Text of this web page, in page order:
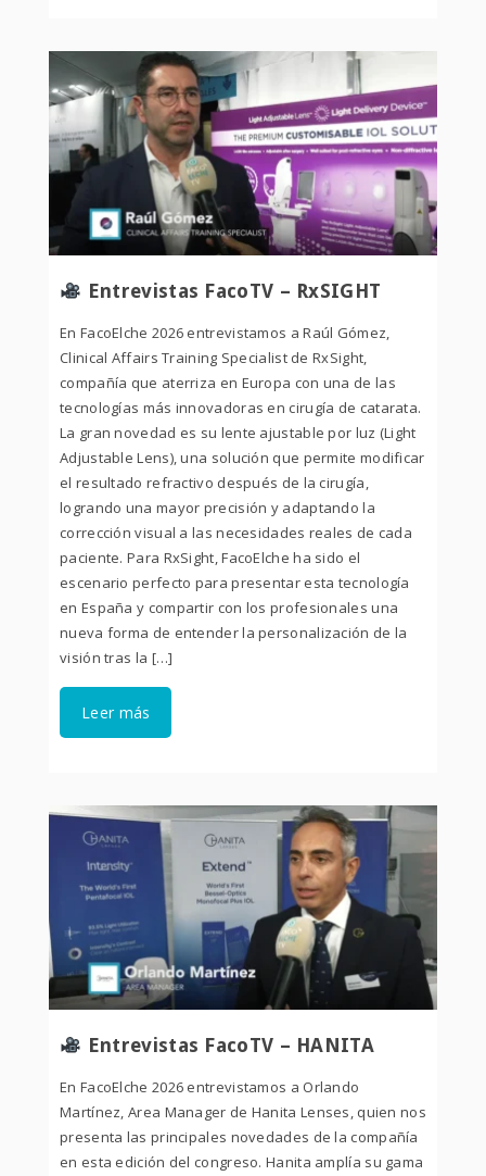
Entrevistas FacoTV – RxSIGHT
En FacoElche 2026 entrevistamos a Raúl Gómez,
Clinical Affairs Training Specialist de RxSight,
compañía que aterriza en Europa con una de las
tecnologías más innovadoras en cirugía de catarata.
La gran novedad es su lente ajustable por luz (Light
Adjustable Lens), una solución que permite modificar
el resultado refractivo después de la cirugía,
logrando una mayor precisión y adaptando la
corrección visual a las necesidades reales de cada
paciente. Para RxSight, FacoElche ha sido el
escenario perfecto para presentar esta tecnología
en España y compartir con los profesionales una
nueva forma de entender la personalización de la
visión tras la […]
Leer más
Entrevistas FacoTV – HANITA
En FacoElche 2026 entrevistamos a Orlando
Martínez, Area Manager de Hanita Lenses, quien nos
presenta las principales novedades de la compañía
en esta edición del congreso. Hanita amplía su gama